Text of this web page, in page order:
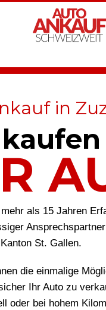
in
als 15 Jahren
St. Gallen.
die einmalige
Ihr Auto zu
oder bei hohem